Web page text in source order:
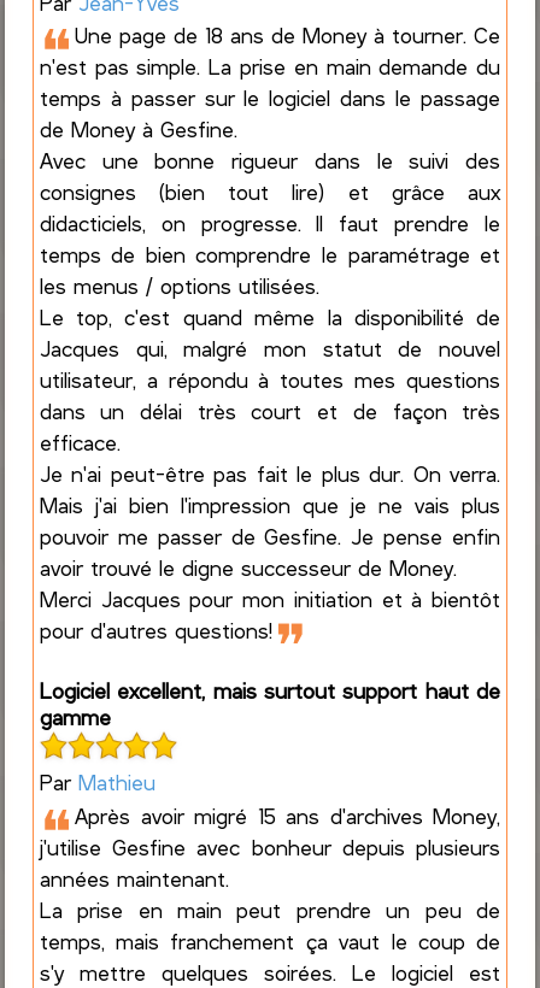
❝Une page de 18 ans de Money à tourner. Ce
n'est pas simple. La prise en main demande du
temps à passer sur le logiciel dans le passage
de Money à Gesfine.
Avec une bonne rigueur dans le suivi des
consignes (bien tout lire) et grâce aux
didacticiels, on progresse. Il faut prendre le
temps de bien comprendre le paramétrage et
les menus / options utilisées.
Le top, c'est quand même la disponibilité de
Jacques qui, malgré mon statut de nouvel
utilisateur, a répondu à toutes mes questions
dans un délai très court et de façon très
efficace.
Je n'ai peut-être pas fait le plus dur. On verra.
Mais j'ai bien l'impression que je ne vais plus
pouvoir me passer de Gesfine. Je pense enfin
avoir trouvé le digne successeur de Money.
Merci Jacques pour mon initiation et à bientôt
pour d'autres questions! ❞
Logiciel excellent, mais surtout support haut de
gamme
Par Mathieu
❝Après avoir migré 15 ans d'archives Money,
j'utilise Gesfine avec bonheur depuis plusieurs
années maintenant.
La prise en main peut prendre un peu de
temps, mais franchement ça vaut le coup de
s'y mettre quelques soirées. Le logiciel est